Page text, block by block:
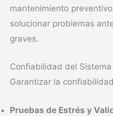
mantenimiento
solucionar problemas
graves.
Confiabilidad del Sistema
Garantizar la
Pruebas de Estrés y